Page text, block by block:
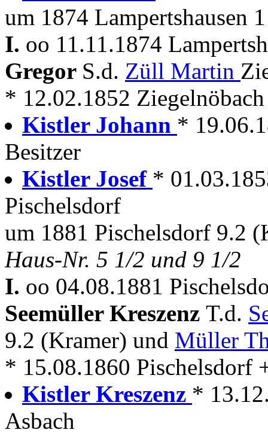
um 1874 Lampertshausen
I. oo 11.11.1874
Gregor S.d. Züll Martin
* 12.02.1852
Kistler Johann *
Besitzer
Kistler Josef *
Pischelsdorf
um 1881 Pischelsdorf 9.2
Haus-Nr. 5 1/2 und 9 1/2
I. oo 04.08.1881
Seemüller Kreszenz T.d.
9.2 (Kramer) und Müller
* 15.08.1860 Pischelsdorf
Kistler Kreszenz *
Asbach